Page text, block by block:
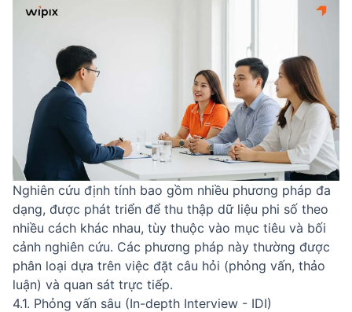
Nghiên cứu định tính bao gồm nhiều phương pháp đa
dạng, được phát triển để thu thập dữ liệu phi số theo
nhiều cách khác nhau, tùy thuộc vào mục tiêu và bối
cảnh nghiên cứu. Các phương pháp này thường được
phân loại dựa trên việc đặt câu hỏi (phỏng vấn, thảo
luận) và quan sát trực tiếp.
4.1. Phỏng vấn sâu (In-depth Interview - IDI)